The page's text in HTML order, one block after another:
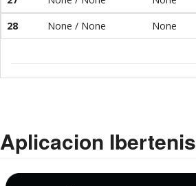
28
None / None None
Aplicacion Ibertenis